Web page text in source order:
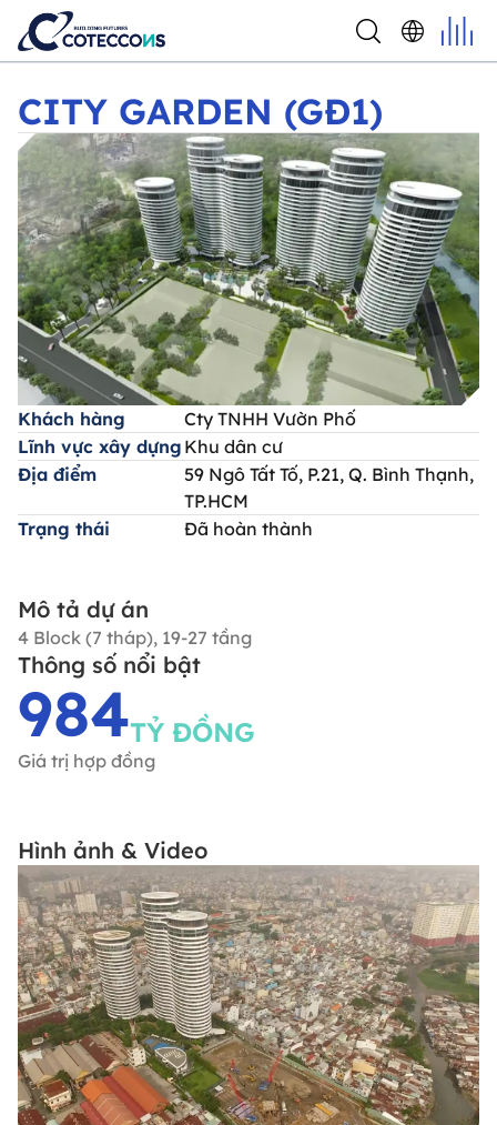
CITY GARDEN (GĐ1)
CITY GARDEN (GĐ1)
Khách hàng
Cty TNHH Vườn Phố
Lĩnh vực xây dựng Khu dân cư
Địa điểm
59 Ngô Tất Tố, P.21, Q. Bình Thạnh,
TP.HCM
Trạng thái
Đã hoàn thành
Mô tả dự án
4 Block (7 tháp), 19-27 tầng
Thông số nổi bật
984TỶ ĐỒNG
Giá trị hợp đồng
Hình ảnh & Video